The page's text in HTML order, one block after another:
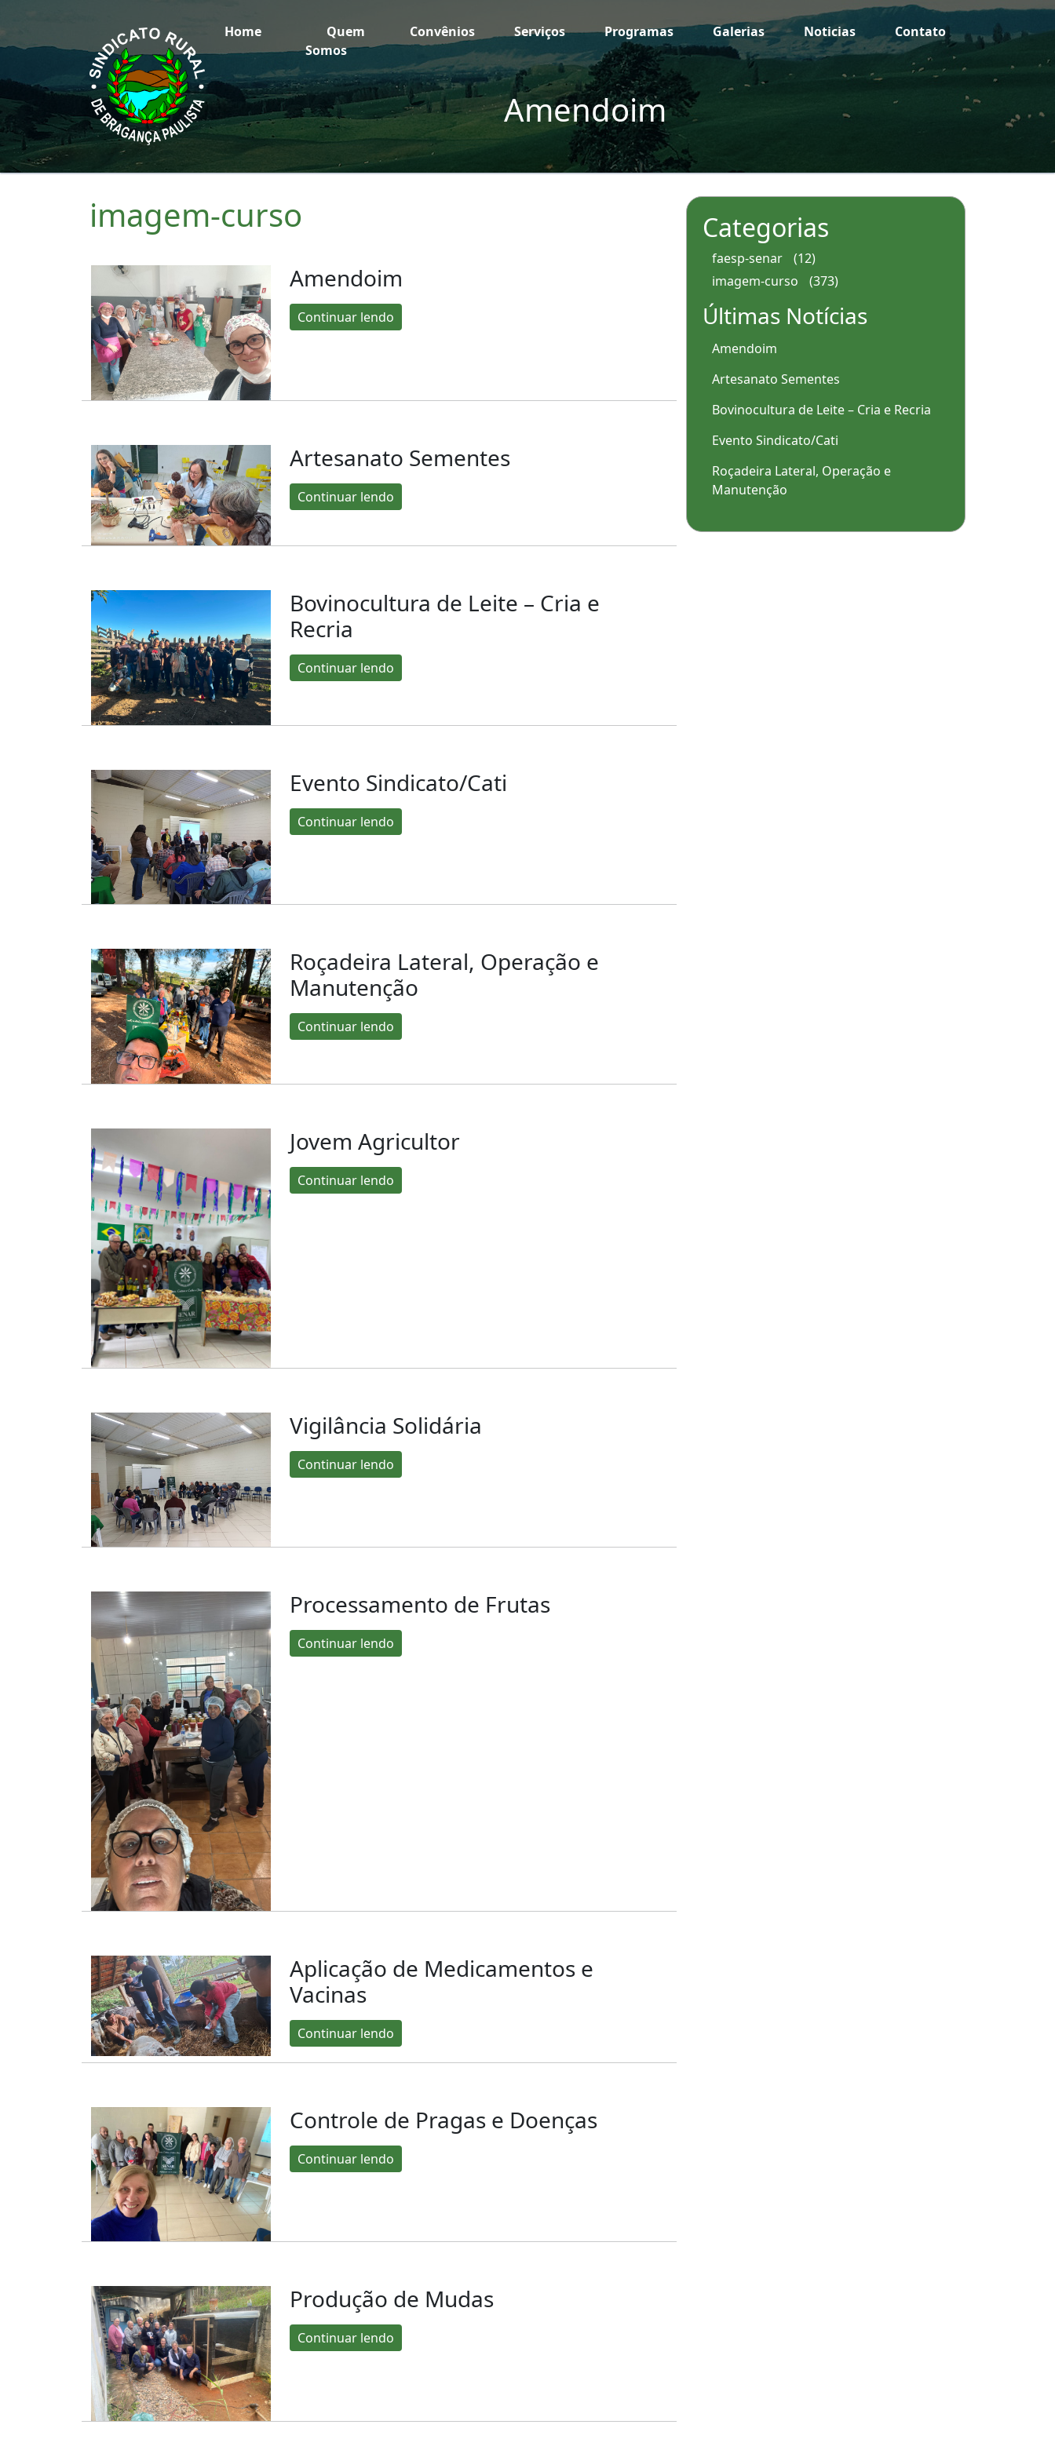
Home
Quem
Somos
Convênios Serviços Programas Galerias Noticias Contato
Amendoim
imagem-curso
Amendoim
Continuar lendo
Artesanato Sementes
Continuar lendo
Bovinocultura de Leite – Cria e
Recria
Continuar lendo
Evento Sindicato/Cati
Continuar lendo
Roçadeira Lateral, Operação e
Manutenção
Continuar lendo
Jovem Agricultor
Continuar lendo
Vigilância Solidária
Continuar lendo
Processamento de Frutas
Continuar lendo
Aplicação de Medicamentos e
Vacinas
Continuar lendo
Controle de Pragas e Doenças
Continuar lendo
Produção de Mudas
Continuar lendo
Categorias
faesp-senar
(12)
imagem-curso
(373)
Últimas Notícias
Amendoim
Artesanato Sementes
Bovinocultura de Leite – Cria e Recria
Evento Sindicato/Cati
Roçadeira Lateral, Operação e
Manutenção